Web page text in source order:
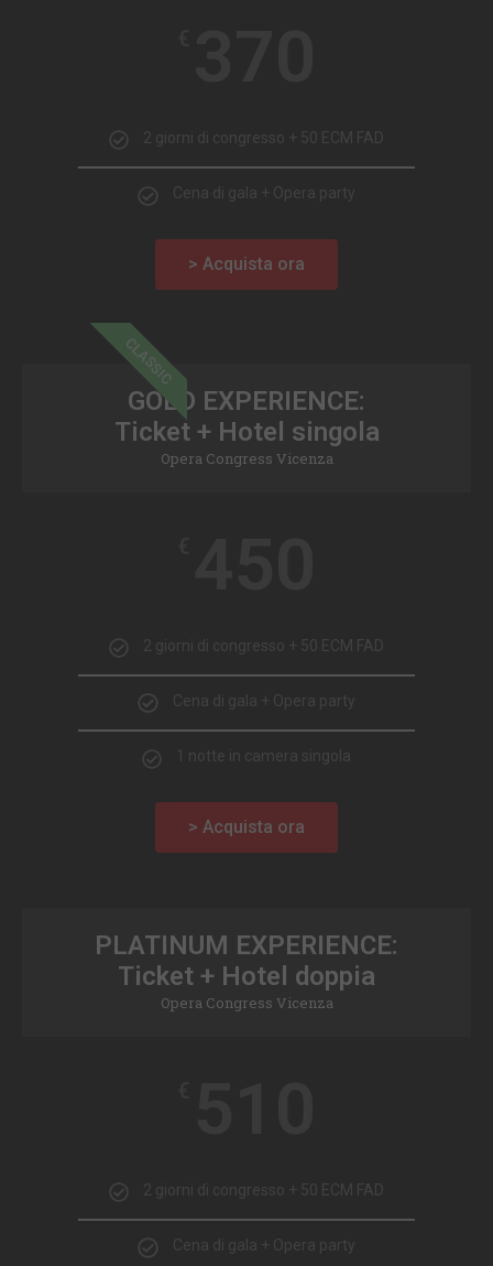
2 giorni di congresso + 50 ECM FAD
Cena di gala + Opera party
> Acquista ora
CLASSIC
GOLD EXPERIENCE:
Ticket + Hotel singola
Opera Congress Vicenza
2 giorni di congresso + 50 ECM FAD
Cena di gala + Opera party
1 notte in camera singola
> Acquista ora
PLATINUM EXPERIENCE:
Ticket + Hotel doppia
Opera Congress Vicenza
2 giorni di congresso + 50 ECM FAD
Cena di gala + Opera party